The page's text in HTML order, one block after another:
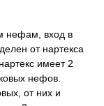
нефам, вход в
от нартекса
имеет 2
нефов.
от них и